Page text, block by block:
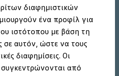
διαφημιστικών
ένα προφίλ για
ιστότοπου με βάση τη
σε αυτόν, ώστε να τους
διαφημίσεις. Οι
από
Φόρτισης
Επιστροφή
και Τεχνικά μέτρα
και ενδεικτικές λυχνίες
- Ψηφιακό εγχειρίδιο